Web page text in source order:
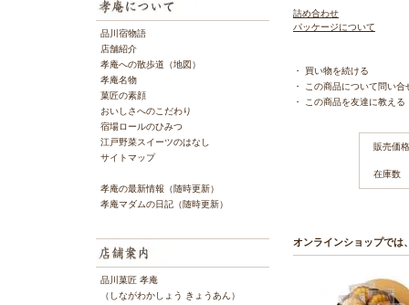
品川宿物語
店舗紹介
孝庵への散歩道（地図）
孝庵名物
菓匠の素顔
おいしさへのこだわり
宿場ロールのひみつ
江戸野菜スイーツのはなし
サイトマップ
孝庵の最新情報（随時更新）
孝庵マダムの日記（随時更新）
品川菓匠 孝庵
（しながわかしょう きょうあん）
詰め合わせ
パッケージについて
・ 買い物を続ける
・
この商品について問い合
・
この商品を友達に教える
販売価格
在庫数
オンラインショップでは